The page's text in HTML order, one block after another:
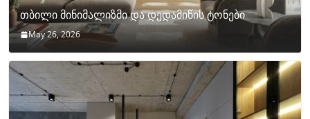
თბილი მინიმალიზმი და დედამიწის ტონები
May 26, 2026